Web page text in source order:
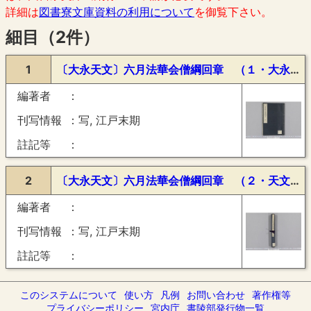
詳細は図書寮文庫資料の利用について を御覧下さい。
細目（2件）
1
〔大永天文〕六月法華会僧綱回章 （１・大永７年）
編著者
刊写情報
写, 江戸末期
註記等
2
〔大永天文〕六月法華会僧綱回章 （２・天文８年）
編著者
刊写情報
写, 江戸末期
註記等
このシステムについて 使い方 凡例 お問い合わせ 著作権等
プライバシーポリシー
宮内庁 書陵部発行物一覧